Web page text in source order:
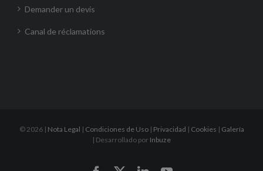
Demander un devis
Canal de réclamations
©2026 | Nota Legal | Condiciones de Uso| Privacidad | Cookies | Galería
| Desarrollado por Inbuze